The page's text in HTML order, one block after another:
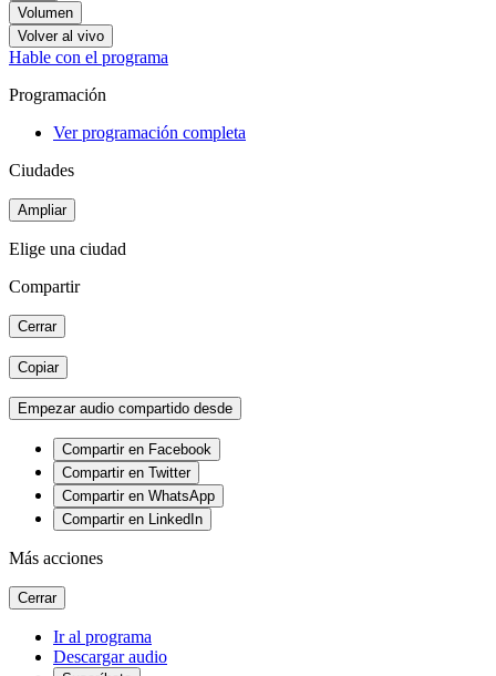
Volumen
Volver al vivo
Hable con el programa
Programación
Ver programación completa
Ciudades
Ampliar
Elige una ciudad
Compartir
Cerrar
Copiar
Empezar audio compartido desde
Compartir en Facebook
Compartir en Twitter
Compartir en WhatsApp
Compartir en LinkedIn
Más acciones
Cerrar
Ir al programa
Descargar audio